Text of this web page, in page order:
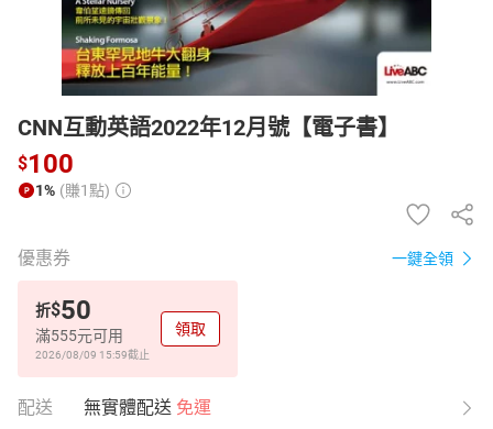
CNN互動英語2022年12月號【電子書】
$100
1% (賺1點)
優惠券 一鍵全領
折$50
滿555元可用
2026/08/09 15:59截止
領取
配送 無實體配送 免運